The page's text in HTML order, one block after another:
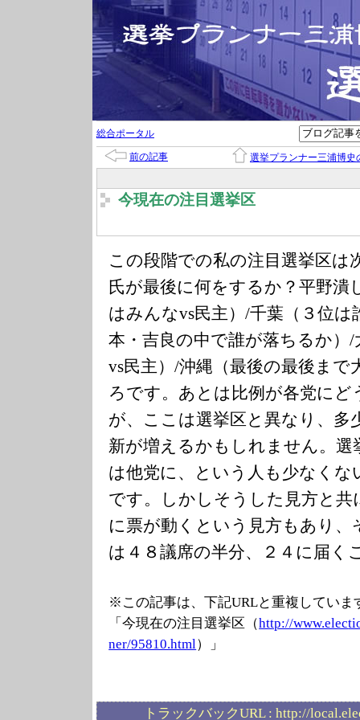
総合ポータル
前の記事 選挙プランナー三浦博史
今現在の注目選挙区
この段階での私の注目選挙区は
氏が最後に何をするか？平野潰
はみんなvs民主）/千葉（３位は
本・吉良の中で誰が落ちるか）
vs民主）/沖縄（最後の最後ま
ろです。あとは比例が各党に
が、ここは選挙区と異なり、多
新が増えるかもしれません。選
は他党に、という人も少なく
です。しかしそうした見方と共
に票が動くという見方もあり、
は４８議席の半分、２４に届く
※この記事は、下記URLと重複していま
「今現在の注目選挙区（http://www.elec
ner/95810.html ）」
トラックバックURL : http://